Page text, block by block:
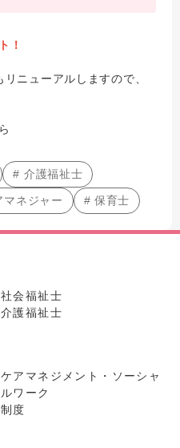
！
ニューアルしますので、
# 介護福祉士
マネジャー # 保育士
社会福祉士
介護福祉士
ケアマネジメント・ソーシャ
ルワーク
制度